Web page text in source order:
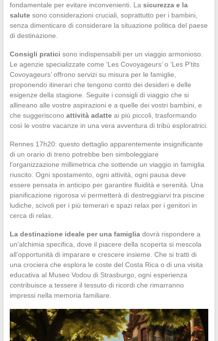
fondamentale per evitare inconvenienti. La sicurezza e la
salutesono considerazioni cruciali, soprattutto per i bambini,
senza dimenticare di considerare la situazione politica del paese
di destinazione.
Consigli pratici sono indispensabili per un viaggio armonioso.
Le agenzie specializzate come ‘Les Covoyageurs’ o ‘Les P’tits
Covoyageurs’ offrono servizi su misura per le famiglie,
proponendo itinerari che tengono conto dei desideri e delle
esigenze della stagione. Seguite i consigli di viaggio che si
allineano alle vostre aspirazioni e a quelle dei vostri bambini, e
che suggeriscono attività adatteai più piccoli, trasformando
così le vostre vacanze in una vera avventura di tribù esploratrici.
Rennes 17h20: questo dettaglio apparentemente insignificante
di un orario di treno potrebbe ben simboleggiare
l’organizzazione millimetrica che sottende un viaggio in famiglia
riuscito. Ogni spostamento, ogni attività, ogni pausa deve
essere pensata in anticipo per garantire fluidità e serenità. Una
pianificazione rigorosa vi permetterà di destreggiarvi tra piscine
ludiche, scivoli per i più temerari e spazi relax per i genitori in
cerca di relax.
La destinazione ideale per una famigliadovrà rispondere a
un’alchimia specifica, dove il piacere della scoperta si mescola
all’opportunità di imparare e crescere insieme. Che si tratti di
una crociera che esplora le coste del Costa Rica o di una visita
educativa al Museo Vodou di Strasburgo, ogni esperienza
contribuisce a tessere il tessuto di ricordi che rimarranno
impressi nella memoria familiare.